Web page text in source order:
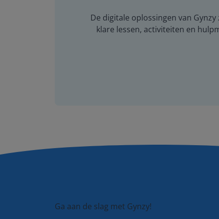
De digitale oplossingen van
klare lessen, activiteiten en
Ga aan de slag met Gynzy!